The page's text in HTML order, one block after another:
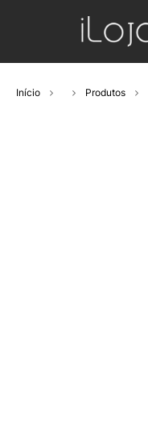
Início Produtos